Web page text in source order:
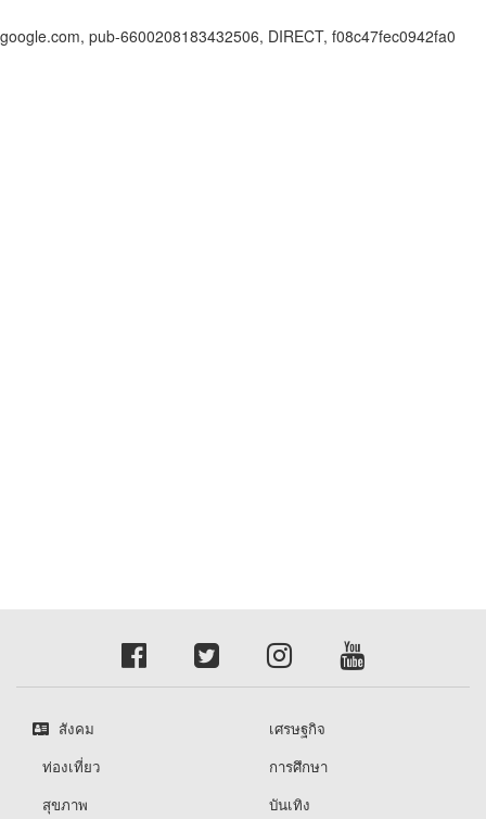
google.com, pub-6600208183432506, DIRECT, f08c47fec0942fa0
สังคม
เศรษฐกิจ
ท่องเที่ยว
การศึกษา
สุขภาพ
บันเทิง